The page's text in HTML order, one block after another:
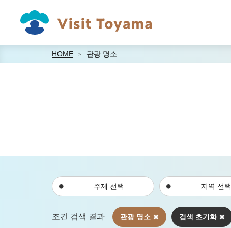
HOME 관광 명소
주제 선택 지역 선택
조건 검색 결과 관광 명소 검색 초기화